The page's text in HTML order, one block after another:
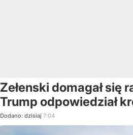
Zełenski domagał się
Trump odpowiedział
Dodano: dzisiaj 7:04